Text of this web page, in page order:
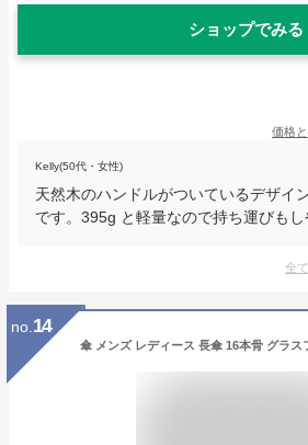
ショップでみる
価格
Kelly(50代・女性)
天然木のハンドルがついているデザイ
です。395g と軽量なので持ち運びもし
全
no. 14